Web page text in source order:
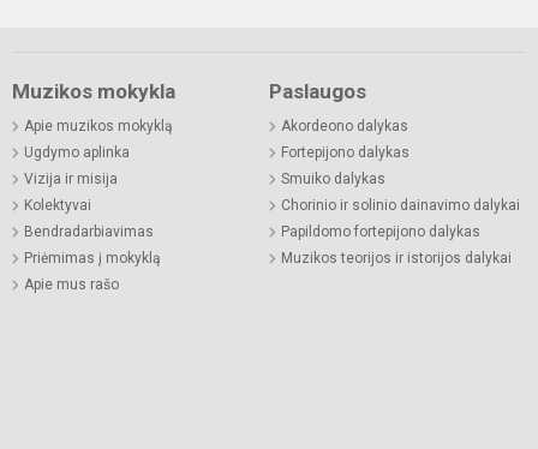
Muzikos mokykla
Apie muzikos mokyklą
Ugdymo aplinka
Vizija ir misija
Kolektyvai
Bendradarbiavimas
Priėmimas į mokyklą
Apie mus rašo
Paslaugos
Akordeono dalykas
Fortepijono dalykas
Smuiko dalykas
Chorinio ir solinio dainavimo dalykai
Papildomo fortepijono dalykas
Muzikos teorijos ir istorijos dalykai